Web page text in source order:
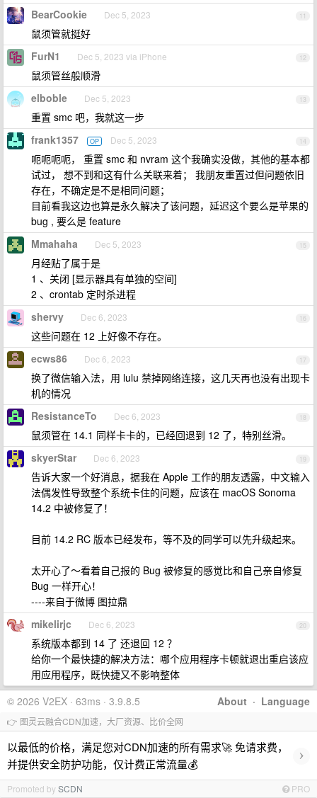
11
BearCookie Dec 5, 2023
鼠须管就挺好
12
FurN1 Dec 5, 2023 via iPhone
鼠须管丝般顺滑
13
elboble Dec 5, 2023
重置 smc 吧，我就这一步
14
frank1357 OP Dec 5, 2023
呃呃呃呃， 重置 smc 和 nvram 这个我确实没做，其他的基本都
试过， 想不到和这有什么关联来着； 我朋友重置过但问题依旧
存在，不确定是不是相同问题；
目前看我这边也算是永久解决了该问题，延迟这个要么是苹果的
bug , 要么是 feature
15
Mmahaha Dec 5, 2023
月经贴了属于是
1 、关闭 [显示器具有单独的空间]
2 、crontab 定时杀进程
16
shervy Dec 6, 2023
这些问题在 12 上好像不存在。
17
ecws86 Dec 6, 2023
换了微信输入法，用 lulu 禁掉网络连接，这几天再也没有出现卡
机的情况
18
ResistanceTo Dec 6, 2023
鼠须管在 14.1 同样卡卡的，已经回退到 12 了，特别丝滑。
19
skyerStar Dec 6, 2023
告诉大家一个好消息，据我在 Apple 工作的朋友透露，中文输入
法偶发性导致整个系统卡住的问题，应该在 macOS Sonoma
14.2 中被修复了！
目前 14.2 RC 版本已经发布，等不及的同学可以先升级起来。
太开心了～看着自己报的 Bug 被修复的感觉比和自己亲自修复
Bug 一样开心！
----来自于微博 图拉鼎
20
mikelirjc Dec 6, 2023
系统版本都到 14 了 还退回 12 ？
给你一个最快捷的解决方法：哪个应用程序卡顿就退出重启该应
用应用程序，既快捷又不影响整体
About · Language
© 2026 V2EX · 63ms · 3.9.8.5
👉 图灵云融合CDN加速，大厂资源、比价全网
以最低的价格，满足您对CDN加速的所有需求🚀 免请求费，
并提供安全防护功能，仅计费正常流量💰
›
Promoted bySCDN PRO